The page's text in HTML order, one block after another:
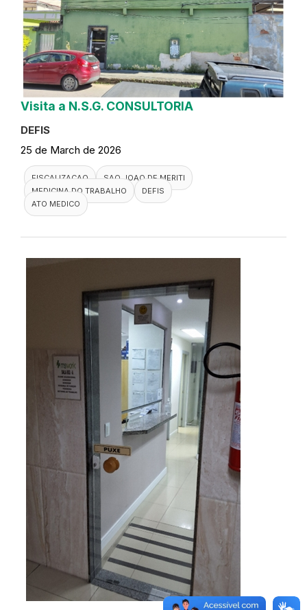
Visita a N.S.G. CONSULTORIA
DEFIS
25 de March de 2026
FISCALIZACAO
SAO JOAO DE MERITI
MEDICINA DO TRABALHO
DEFIS
ATO MEDICO